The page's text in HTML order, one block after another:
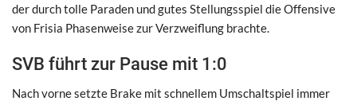
der durch tolle Paraden und gutes Stellungsspiel die Offensive
von Frisia Phasenweise zur Verzweiflung brachte.
SVB führt zur Pause mit 1:0
Nach vorne setzte Brake mit schnellem Umschaltspiel immer